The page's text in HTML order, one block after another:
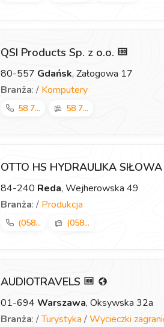
QSI Products Sp. z o.o.
80-557 Gdańsk, Załogowa 17
Branża: / Komputery
58 7... 58 7...
OTTO HS HYDRAULIKA SIŁOWA
84-240 Reda, Wejherowska 49
Branża: / Produkcja
(058... (058...
AUDIOTRAVELS
01-694 Warszawa, Oksywska 32a
Branża: /Turystyka /Wycieczki